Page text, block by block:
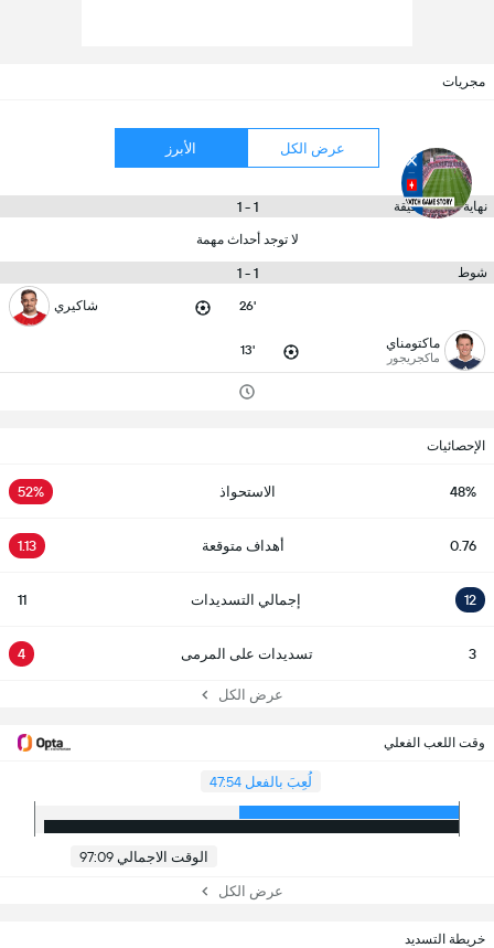
مجريات
عرض الكل الأبرز
نهاية ال 90 دقيقة 1 - 1
لا توجد أحداث مهمة
شوط 1 - 1
26' شاكيري
ماكتومناي
ماكجريجور 13'
الإحصائيات
48% الاستحواذ 52%
0.76 أهداف متوقعة 1.13
12 إجمالي التسديدات 11
3 تسديدات على المرمى 4
عرض الكل
وقت اللعب الفعلي
لُعِبَ بالفعل 47:54
الوقت الاجمالي 97:09
عرض الكل
خريطة التسديد